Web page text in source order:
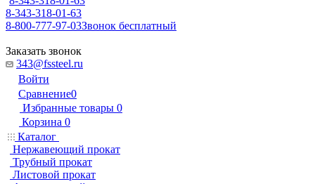
8-343-318-01-63
8-800-777-97-03Звонок бесплатный
Заказать звонок
343@fssteel.ru
Войти
Сравнение0
Избранные товары 0
Корзина 0
Каталог
Нержавеющий прокат
Трубный прокат
Листовой прокат